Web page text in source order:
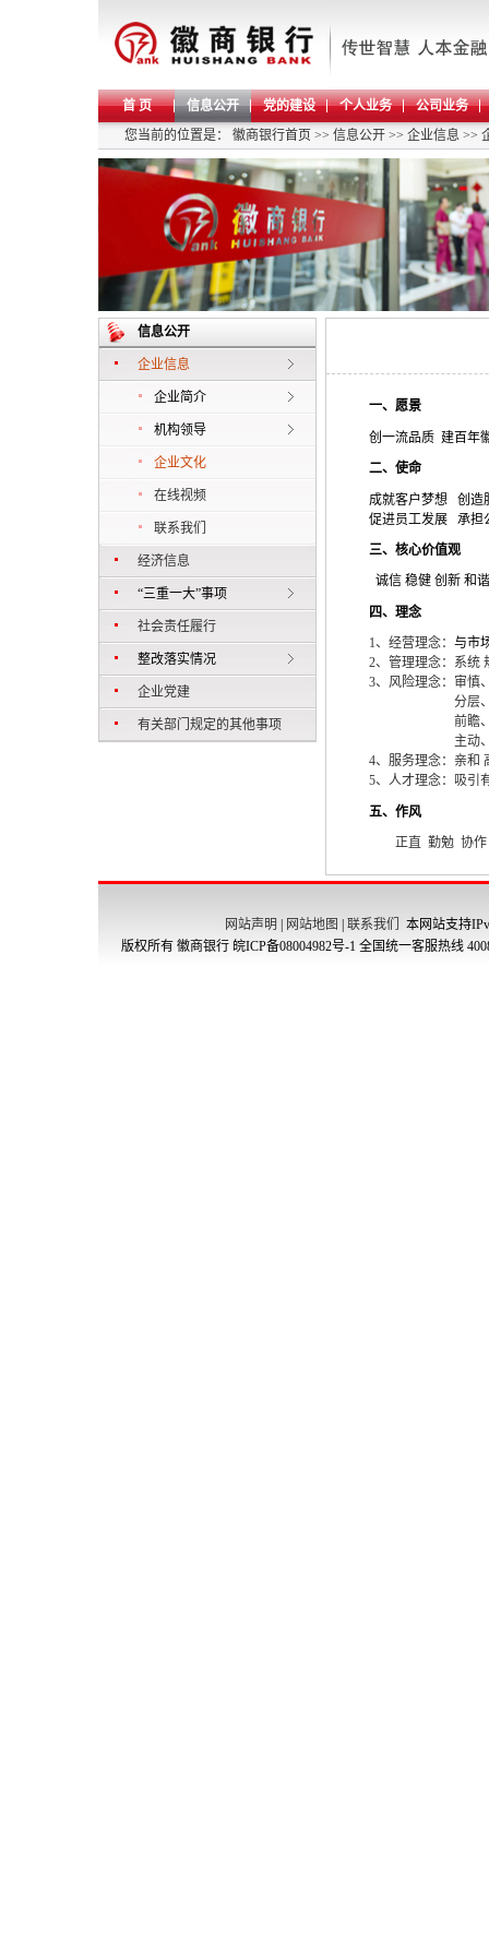
首 页 信息公开 党的建设 个人业务
公司业务
您当前的位置是： 徽商银行首页 >> 信息公开 >> 企业信息 >>
信息公开
企业信息
企业简介
机构领导
企业文化
在线视频
联系我们
经济信息
“三重一大”事项
社会责任履行
整改落实情况
企业党建
有关部门规定的其他事项
一、愿景
创一流品质 建百年
二、使命
成就客户梦想
创造
促进员工发展
承担
三、核心价值观
诚信 稳健 创新 和谐
四、理念
1、经营理念： 与市
2、管理理念：系统
3、风险理念：审慎
分层
前瞻
主动
4、服务理念： 亲和
5、人才理念：吸
五、作风
正直 勤勉 协作
网站声明 网站地图 联系我们
本网站支持
版权所有 徽商银行 皖ICP备08004982号-1 全国统一客服热线